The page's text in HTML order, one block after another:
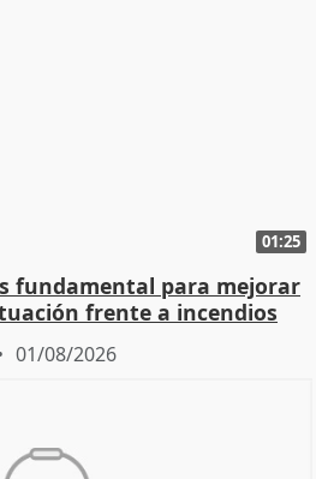
01:25
fundamental para mejorar
frente a incendios
01/08/2026